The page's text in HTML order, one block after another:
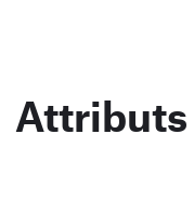
Attributs